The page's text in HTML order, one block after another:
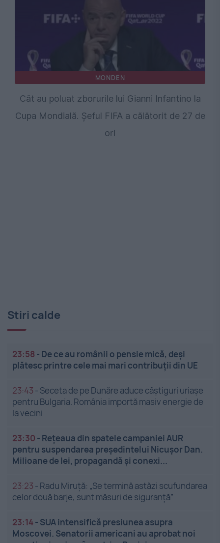
MONDEN
Cât au poluat zborurile lui Gianni Infantino la
Cupa Mondială. Șeful FIFA a călătorit de 27 de
ori
Stiri calde
23:58 - De ce au românii o pensie mică, deși
plătesc printre cele mai mari contribuții din UE
23:43 - Seceta de pe Dunăre aduce câștiguri uriașe
pentru Bulgaria. România importă masiv energie de
la vecini
23:30 - Rețeaua din spatele campaniei AUR
pentru suspendarea președintelui Nicușor Dan.
Milioane de lei, propagandă și conexi...
23:23 - Radu Miruță: „Se termină astăzi scufundarea
celor două barje, sunt măsuri de siguranţă”
23:14- SUA intensifică presiunea asupra
Moscovei. Senatorii americani au aprobat noi